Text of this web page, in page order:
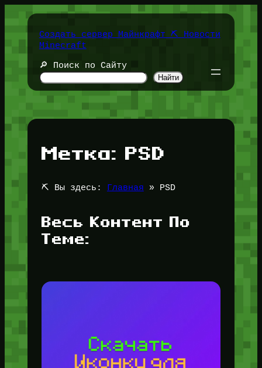
содержимомуСоздать сервер Майнкрафт ⛏️ Новости
Minecraft
🔎 Поиск по Сайту
Найти
Метка: PSD
⛏️ Вы здесь: Главная » PSD
Весь Контент По
Теме: